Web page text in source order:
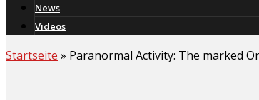
News
Videos
Startseite » Paranormal Activity: The marked